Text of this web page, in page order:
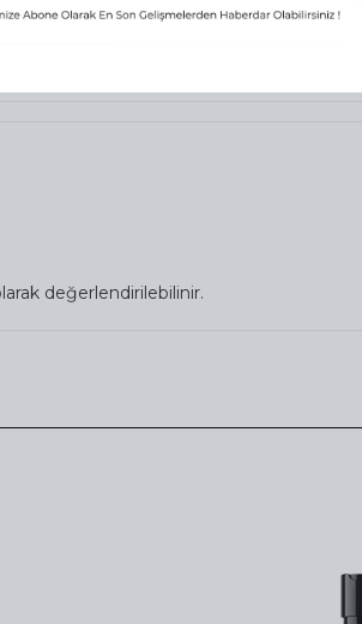
değerlendirilebilinir.